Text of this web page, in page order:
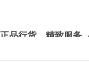
正品行货，精致服务